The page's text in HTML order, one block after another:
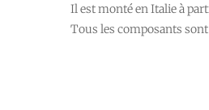
Il est monté en Italie à
Tous les composants